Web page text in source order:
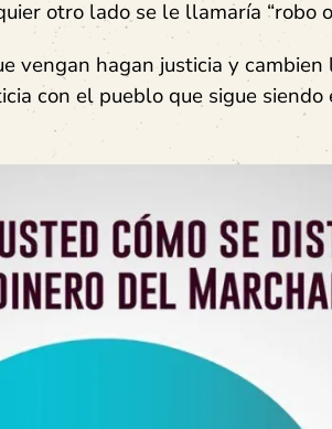
otro lado se le llamaría “robo
vengan hagan justicia y
con el pueblo que sigue